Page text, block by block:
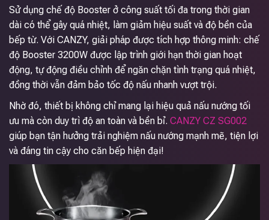
Sử dụng chế độ Booster ở công suất tối đa trong thời gian
dài có thể gây quá nhiệt, làm giảm hiệu suất và độ bền của
bếp từ. Với CANZY, giải pháp được tích hợp thông minh: chế
độ Booster 3200W được lập trình giới hạn thời gian hoạt
động, tự động điều chỉnh để ngăn chặn tình trạng quá nhiệt,
đồng thời vẫn đảm bảo tốc độ nấu nhanh vượt trội.
Nhờ đó, thiết bị không chỉ mang lại hiệu quả nấu nướng tối
ưu mà còn duy trì độ an toàn và bền bỉ. CANZY CZ SG002
giúp bạn tận hưởng trải nghiệm nấu nướng mạnh mẽ, tiện lợi
và đáng tin cậy cho căn bếp hiện đại!